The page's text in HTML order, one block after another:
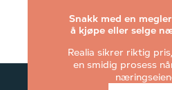
Snakk med en
å kjøpe eller selge
Realia sikrer riktig
en smidig prosess